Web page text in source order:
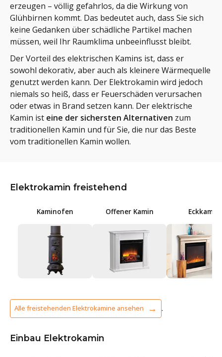
erzeugen – völlig gefahrlos, da die Wirkung von
Glühbirnen kommt. Das bedeutet auch, dass Sie sich
keine Gedanken über schädliche Partikel machen
müssen, weil Ihr Raumklima unbeeinflusst bleibt.
Der Vorteil des elektrischen Kamins ist, dass er
sowohl dekorativ, aber auch als kleinere Wärmequelle
genutzt werden kann. Der Elektrokamin wird jedoch
niemals so heiß, dass er Feuerschäden verursachen
oder etwas in Brand setzen kann. Der elektrische
Kamin ist eine der sichersten Alternativen zum
traditionellen Kamin und für Sie, die nur das Beste
vom traditionellen Kamin wollen.
Elektrokamin freistehend
Kaminofen Offener Kamin Eckkamin
Alle freistehenden Elektrokamine ansehen .
Einbau Elektrokamin